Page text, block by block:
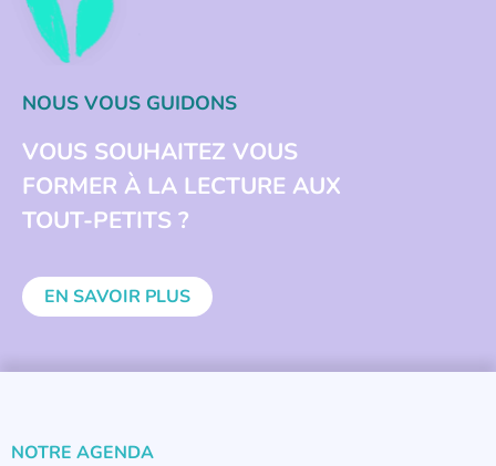
NOUS VOUS GUIDONS
VOUS SOUHAITEZ VOUS
FORMER À LA LECTURE AUX
TOUT-PETITS ?
EN SAVOIR PLUS
NOTRE AGENDA